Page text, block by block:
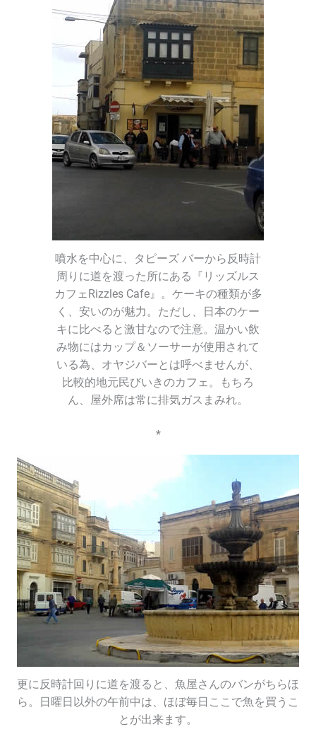
噴水を中心に、タピーズ バーから反時計
周りに道を渡った所にある『リッズルス
カフェRizzles Cafe』。ケーキの種類が多
く、安いのが魅力。ただし、日本のケー
キに比べると激甘なので注意。温かい飲
み物にはカップ＆ソーサーが使用されて
いる為、オヤジバーとは呼べませんが、
比較的地元民びいきのカフェ。もちろ
ん、屋外席は常に排気ガスまみれ。
*
更に反時計回りに道を渡ると、魚屋さんのバンがちらほ
ら。日曜日以外の午前中は、ほぼ毎日ここで魚を買うこ
とが出来ます。